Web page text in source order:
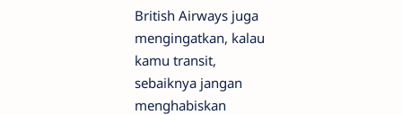
British Airways juga
mengingatkan, kalau
kamu transit,
sebaiknya jangan
menghabiskan